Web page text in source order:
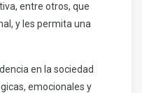
entre otros, que
y les permita una
en la sociedad
emocionales y